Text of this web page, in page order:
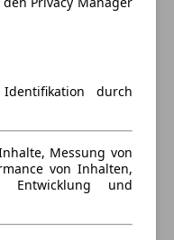
durch
Messung von
von Inhalten,
Entwicklung und